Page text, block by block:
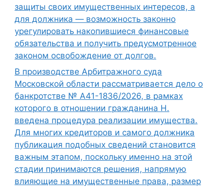
защиты своих имущественных интересов, а
для должника — возможность законно
урегулировать накопившиеся финансовые
обязательства и получить предусмотренное
законом освобождение от долгов.
В производстве Арбитражного суда
Московской области рассматривается дело о
банкротстве № А41-1836/2026, в рамках
которого в отношении гражданина Н.
введена процедура реализации имущества.
Для многих кредиторов и самого должника
публикация подобных сведений становится
важным этапом, поскольку именно на этой
стадии принимаются решения, напрямую
влияющие на имущественные права, размер